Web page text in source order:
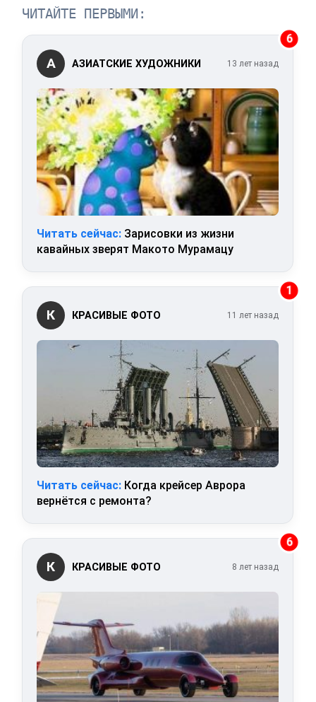
ЧИТАЙТЕ ПЕРВЫМИ:
6
А АЗИАТСКИЕ ХУДОЖНИКИ 13 лет назад
Читать сейчас: Зарисовки из жизни
кавайных зверят Макото Мурамацу
1
К КРАСИВЫЕ ФОТО 11 лет назад
Читать сейчас: Когда крейсер Аврора
вернётся с ремонта?
6
К КРАСИВЫЕ ФОТО 8 лет назад